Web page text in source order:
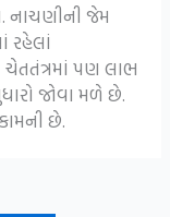
નાચણીની જેમ
રહેલાં
ચેતતંત્રમાં પણ લાભ
જોવા મળે છે.
છે.